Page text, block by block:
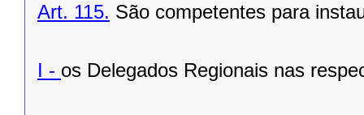
Art. 115. São competentes para
I - os Delegados Regionais nas